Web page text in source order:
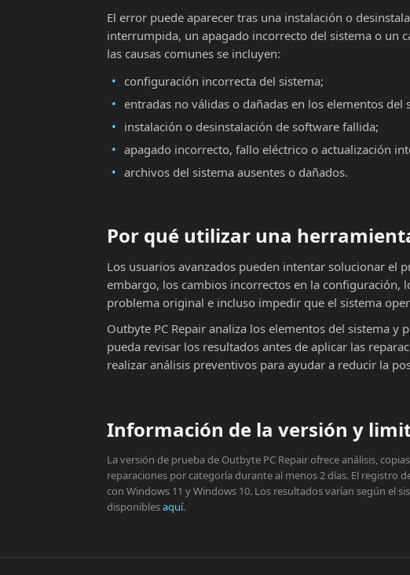
El error puede aparecer tras una instalación o
interrumpida, un apagado incorrecto del sistema o un
las causas comunes se incluyen:
configuración incorrecta del sistema;
entradas no válidas o dañadas en los elementos del
instalación o desinstalación de software fallida;
apagado incorrecto, fallo eléctrico o actualización
archivos del sistema ausentes o dañados.
Por qué utilizar una
Los usuarios avanzados pueden intentar solucionar el
embargo, los cambios incorrectos en la configuración,
problema original e incluso impedir que el sistema
Outbyte PC Repair analiza los elementos del sistema
pueda revisar los resultados antes de aplicar las
realizar análisis preventivos para ayudar a reducir la
Información de la versión y
La versión de prueba de Outbyte PC Repair ofrece análisis,
reparaciones por categoría durante al menos 2 días. El registro
con Windows 11 y Windows 10. Los resultados varían según el
disponiblesaquí.